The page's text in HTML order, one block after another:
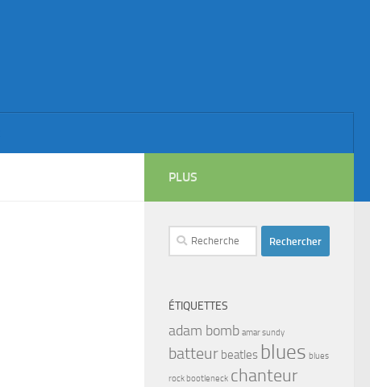
PLUS
Rechercher :
ÉTIQUETTES
adam bomb amar sundy
batteur beatles blues blues
rock bootleneck chanteur